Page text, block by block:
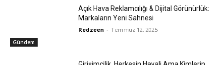
Gündem
Açık Hava Reklamcılığı & Dijital Görünürlük:
Markaların Yeni Sahnesi
Redzeen - Temmuz 12, 2025